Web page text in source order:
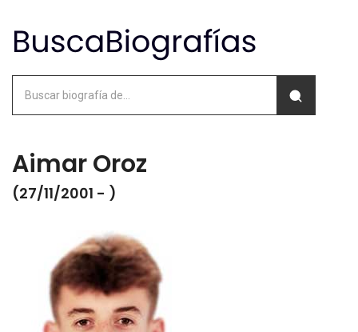
Aimar Oroz
(27/11/2001 - )